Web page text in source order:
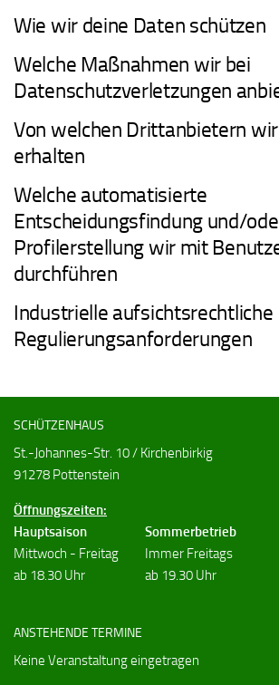
Wie wir deine Daten schützen
Welche Maßnahmen wir bei
Datenschutzverletzungen
Von welchen Drittanbietern
erhalten
Welche automatisierte
Entscheidungsfindung und/
Profilerstellung wir mit
durchführen
Industrielle aufsichtsrechtliche
Regulierungsanforderungen
SCHÜTZENHAUS
St.-Johannes-Str. 10 / Kirchenbirkig
91278 Pottenstein
Öffnungszeiten:
Hauptsaison
Sommerbetrieb
Mittwoch - Freitag
Immer Freitags
ab 18.30 Uhr
ab 19.30 Uhr
ANSTEHENDE TERMINE
Keine Veranstaltung eingetragen